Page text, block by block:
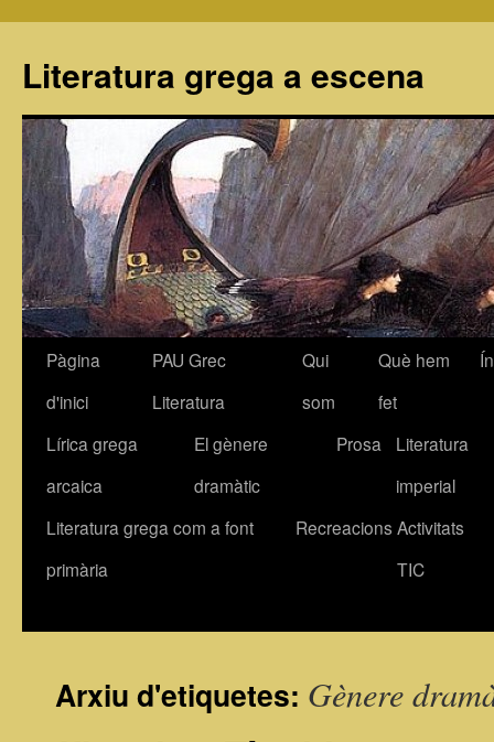
Literatura grega a escena
Vés
contingut
Pàgina
d'inici
PAU Grec
Literatura
Qui
som
Què hem
fet
Lírica grega
arcaica
El gènere
dramàtic
Prosa
Literatura
imperial
Literatura grega com a font
primària
Recreacions Activitats
TIC
Arxiu d'etiquetes: Gènere